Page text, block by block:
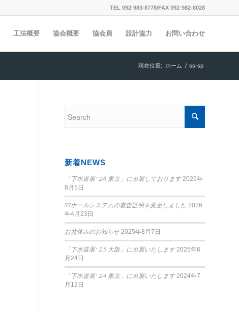
TEL 092-983-8778/FAX 092-982-8028
工法概要 協会概要 協会員 設計協力 お問い合わせ
現在位置: ホーム / ss-sp
新着NEWS
「下水道展‘２6 東京」に出展しております 2026年
8月5日
SSホールシステムの審査証明を変更しました 2026
年4月23日
お盆休みのお知らせ 2025年8月7日
「下水道展‘２5 大阪」に出展いたします 2025年6
月24日
「下水道展‘２4 東京」に出展いたします 2024年7
月12日